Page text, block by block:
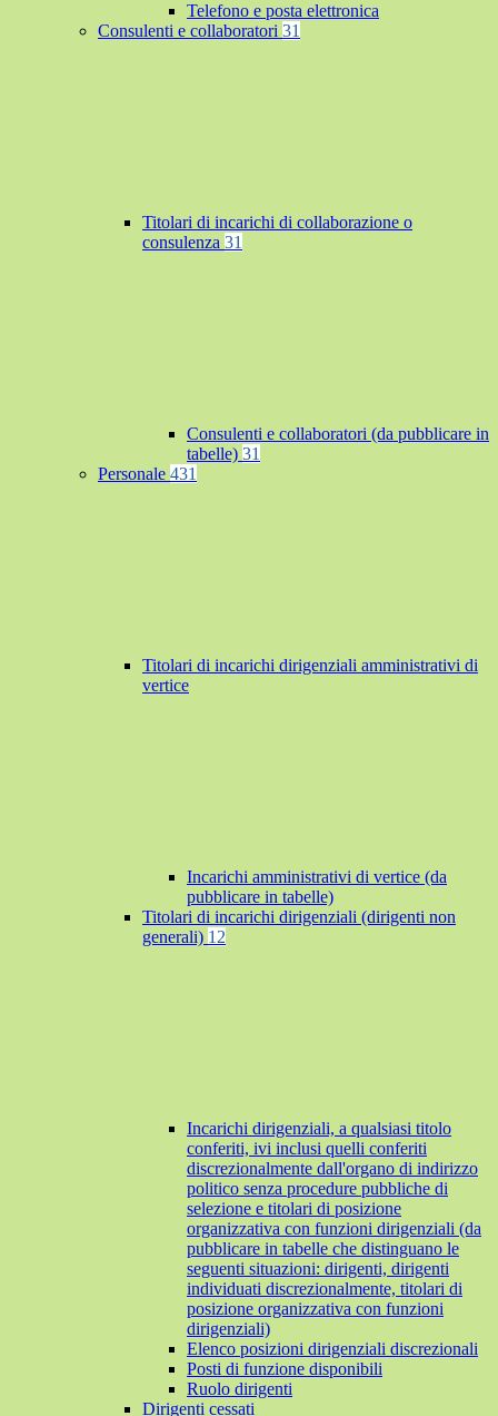
Telefono e posta elettronica
Consulenti e collaboratori 31
Titolari di incarichi di collaborazione o
consulenza 31
Consulenti e collaboratori (da pubblicare in
tabelle) 31
Personale 431
Titolari di incarichi dirigenziali amministrativi di
vertice
Incarichi amministrativi di vertice (da
pubblicare in tabelle)
Titolari di incarichi dirigenziali (dirigenti non
generali) 12
Incarichi dirigenziali, a qualsiasi titolo
conferiti, ivi inclusi quelli conferiti
discrezionalmente dall'organo di indirizzo
politico senza procedure pubbliche di
selezione e titolari di posizione
organizzativa con funzioni dirigenziali (da
pubblicare in tabelle che distinguano le
seguenti situazioni: dirigenti, dirigenti
individuati discrezionalmente, titolari di
posizione organizzativa con funzioni
dirigenziali)
Elenco posizioni dirigenziali discrezionali
Posti di funzione disponibili
Ruolo dirigenti
Dirigenti cessati